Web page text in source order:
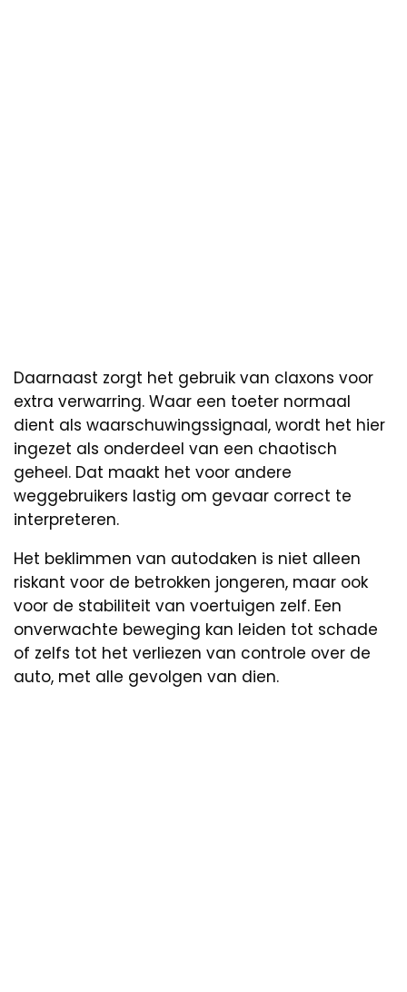
Daarnaast zorgt het gebruik van claxons voor
extra verwarring. Waar een toeter normaal
dient als waarschuwingssignaal, wordt het hier
ingezet als onderdeel van een chaotisch
geheel. Dat maakt het voor andere
weggebruikers lastig om gevaar correct te
interpreteren.
Het beklimmen van autodaken is niet alleen
riskant voor de betrokken jongeren, maar ook
voor de stabiliteit van voertuigen zelf. Een
onverwachte beweging kan leiden tot schade
of zelfs tot het verliezen van controle over de
auto, met alle gevolgen van dien.